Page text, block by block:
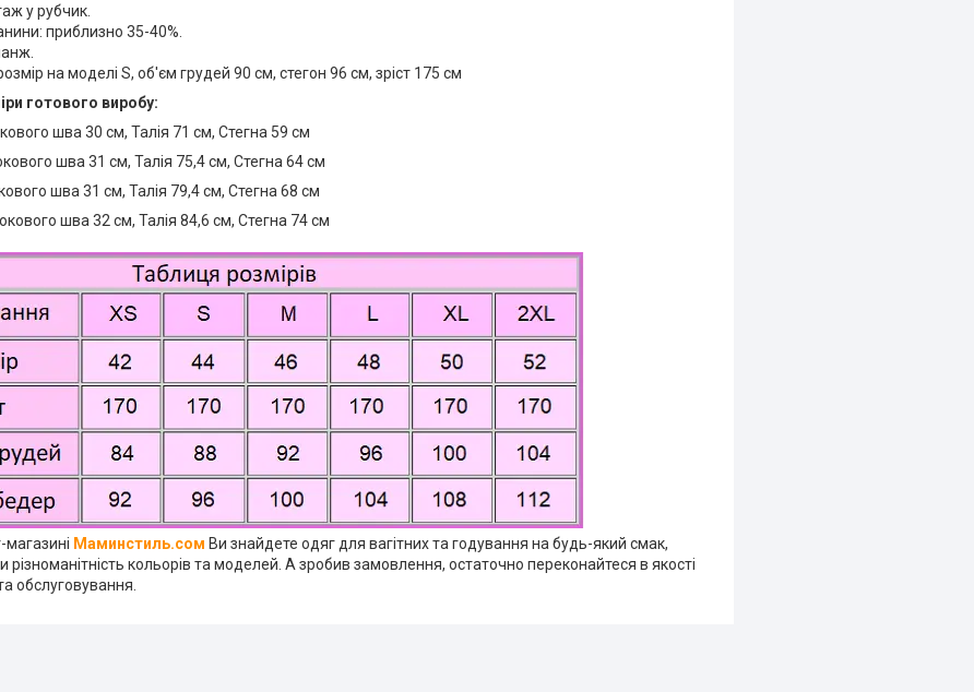
у рубчик.
приблизно 35-40%.
на моделі S, об'єм грудей 90 см, стегон 96 см, зріст 175 см
готового виробу:
шва 30 см, Талія 71 см, Стегна 59 см
шва 31 см, Талія 75,4 см, Стегна 64 см
шва 31 см, Талія 79,4 см, Стегна 68 см
шва 32 см, Талія 84,6 см, Стегна 74 см
магазині Маминстиль.сом Ви знайдете одяг для вагітних та годування на будь-який смак,
різноманітність кольорів та моделей. А зробив замовлення, остаточно переконайтеся в якості
обслуговування.